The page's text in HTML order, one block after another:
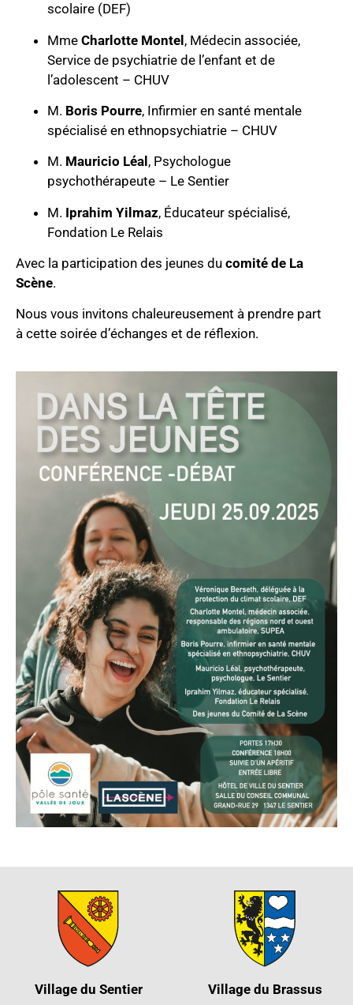
scolaire (DEF)
Mme Charlotte Montel, Médecin associée,
Service de psychiatrie de l’enfant et de
l’adolescent – CHUV
M. Boris Pourre, Infirmier en santé mentale
spécialisé en ethnopsychiatrie – CHUV
M. Mauricio Léal , Psychologue
psychothérapeute – Le Sentier
M. Iprahim Yilmaz, Éducateur spécialisé,
Fondation Le Relais
Avec la participation des jeunes du comité de La
Scène.
Nous vous invitons chaleureusement à prendre part
à cette soirée d’échanges et de réflexion.
Village du Sentier Village du Brassus